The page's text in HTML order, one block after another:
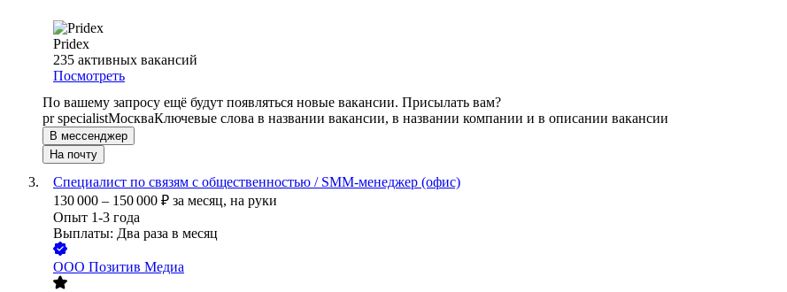
Pridex
235 активных вакансий
Посмотреть
По вашему запросу ещё будут появляться новые вакансии. Присылать вам?
pr specialistМоскваКлючевые слова в названии вакансии, в названии компании и в описании вакансии
В мессенджер
На почту
Специалист по связям с общественностью / SMM-менеджер (офис)
130 000 – 150 000 ₽ за месяц, на руки
Опыт 1-3 года
Выплаты: Два раза в месяц
ООО Позитив Медиа